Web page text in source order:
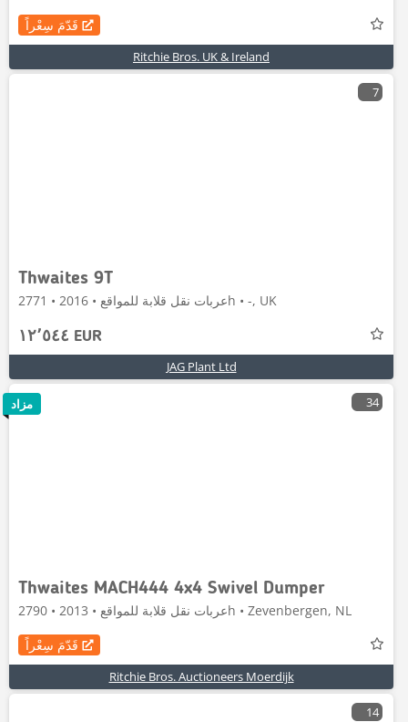
قَدّمَ سِعْراً
Ritchie Bros. UK & Ireland
7
Thwaites 9T
عربات نقل قلابة للمواقع • 2016 • 2771h • -, UK
١٢٬٥٤٤ EUR
JAG Plant Ltd
34
Thwaites MACH444 4x4 Swivel Dumper
عربات نقل قلابة للمواقع • 2013 • 2790h • Zevenbergen, NL
قَدّمَ سِعْراً
Ritchie Bros. Auctioneers Moerdijk
مزاد
14